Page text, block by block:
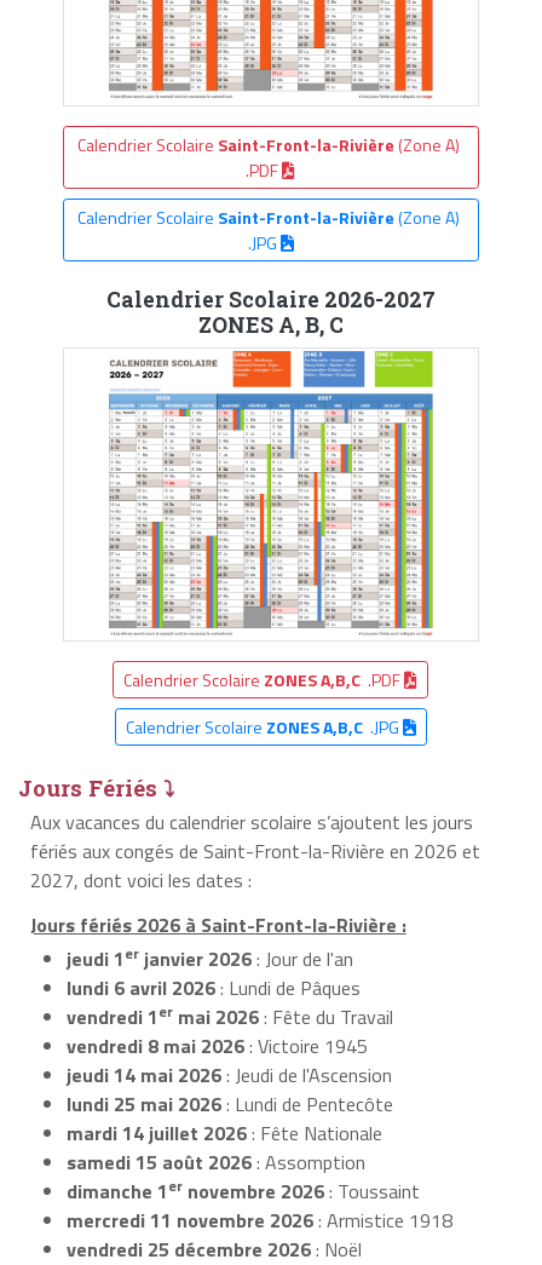
Calendrier Scolaire Saint-Front-la-Rivière (Zone A)
.PDF
Calendrier Scolaire Saint-Front-la-Rivière(Zone A)
.JPG
Calendrier Scolaire 2026-2027
ZONES A, B, C
Calendrier Scolaire ZONES A,B,C .PDF
Calendrier Scolaire ZONES A,B,C.JPG
Jours Fériés ⤵
Aux vacances du calendrier scolaire s’ajoutent les jours
fériés aux congés de Saint-Front-la-Rivière en 2026 et
2027, dont voici les dates :
Jours fériés 2026 à Saint-Front-la-Rivière :
jeudi 1er janvier 2026: Jour de l'an
lundi 6 avril 2026: Lundi de Pâques
vendredi 1er mai 2026: Fête du Travail
vendredi 8 mai 2026: Victoire 1945
jeudi 14 mai 2026: Jeudi de l'Ascension
lundi 25 mai 2026: Lundi de Pentecôte
mardi 14 juillet 2026: Fête Nationale
samedi 15 août 2026: Assomption
dimanche 1er novembre 2026: Toussaint
mercredi 11 novembre 2026: Armistice 1918
vendredi 25 décembre 2026: Noël